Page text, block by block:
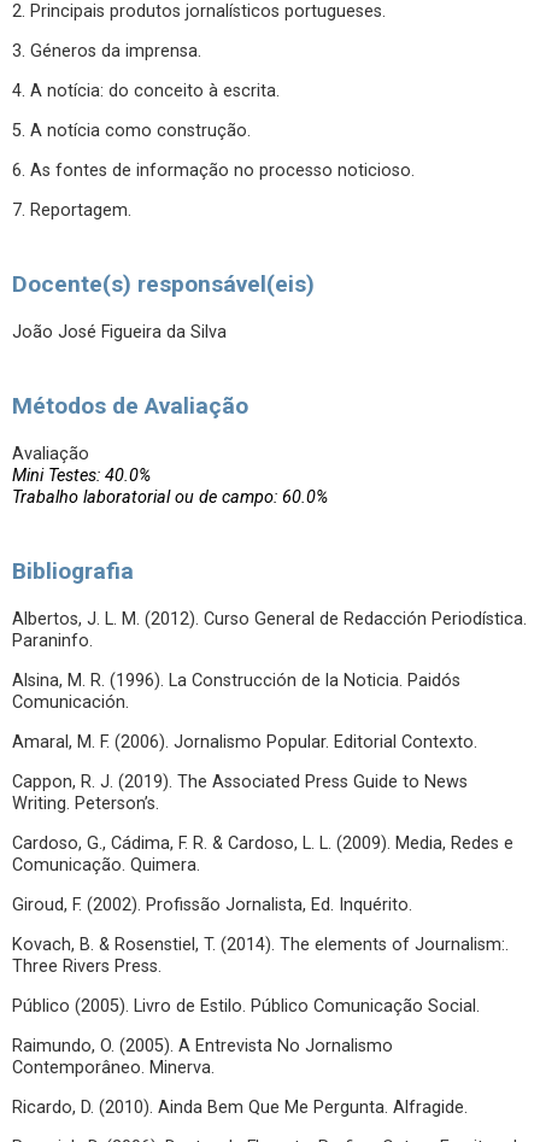
2. Principais produtos jornalísticos portugueses.
3. Géneros da imprensa.
4. A notícia: do conceito à escrita.
5. A notícia como construção.
6. As fontes de informação no processo noticioso.
7. Reportagem.
Docente(s) responsável(eis)
João José Figueira da Silva
Métodos de Avaliação
Avaliação
Mini Testes: 40.0%
Trabalho laboratorial ou de campo: 60.0%
Bibliografia
Albertos, J. L. M. (2012). Curso General de Redacción Periodística.
Paraninfo.
Alsina, M. R. (1996). La Construcción de la Noticia. Paidós
Comunicación.
Amaral, M. F. (2006). Jornalismo Popular. Editorial Contexto.
Cappon, R. J. (2019). The Associated Press Guide to News
Writing. Peterson’s.
Cardoso, G., Cádima, F. R. & Cardoso, L. L. (2009). Media, Redes e
Comunicação. Quimera.
Giroud, F. (2002). Profissão Jornalista, Ed. Inquérito.
Kovach, B. & Rosenstiel, T. (2014). The elements of Journalism:.
Three Rivers Press.
Público (2005). Livro de Estilo. Público Comunicação Social.
Raimundo, O. (2005). A Entrevista No Jornalismo
Contemporâneo. Minerva.
Ricardo, D. (2010). Ainda Bem Que Me Pergunta. Alfragide.